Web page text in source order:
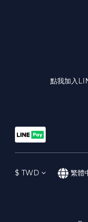
點我加入
$ TWD 繁體